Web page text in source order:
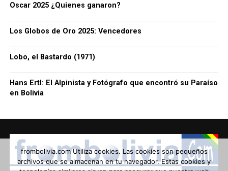
Oscar 2025 ¿Quienes ganaron?
Los Globos de Oro 2025: Vencedores
Lobo, el Bastardo (1971)
Hans Ertl: El Alpinista y Fotógrafo que encontró su Paraíso
en Bolivia
frombolivia.com Utiliza cookies. Las cookies son pequeños
archivos que se almacenan en tu navegador. Estas cookies y